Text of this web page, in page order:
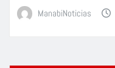
ManabiNoticias